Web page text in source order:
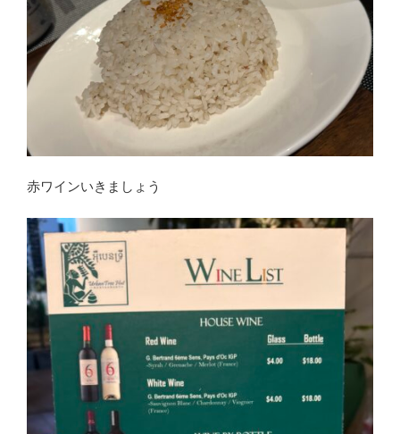
赤ワインいきましょう